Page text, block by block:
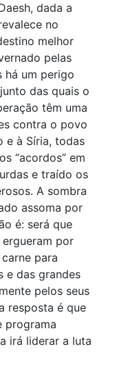
dada a
no
melhor
pelas
há um perigo
das quais o
têm uma
contra o povo
e à Síria, todas
“acordos” em
e traído os
A sombra
assoma por
é: será que
ergueram por
para
e das grandes
pelos seus
resposta é que
programa
irá liderar a luta